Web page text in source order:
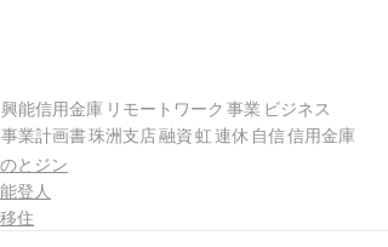
興能信用金庫 リモートワーク 事業 ビジネス
事業計画書珠洲支店融資虹連休 自信信用金庫
のとジン
能登人
移住